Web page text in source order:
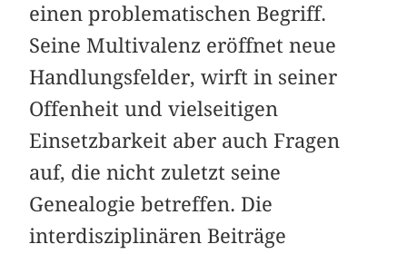
einen problematischen Begriff.
Seine Multivalenz eröffnet neue
Handlungsfelder, wirft in seiner
Offenheit und vielseitigen
Einsetzbarkeit aber auch Fragen
auf, die nicht zuletzt seine
Genealogie betreffen. Die
interdisziplinären ­Beiträge